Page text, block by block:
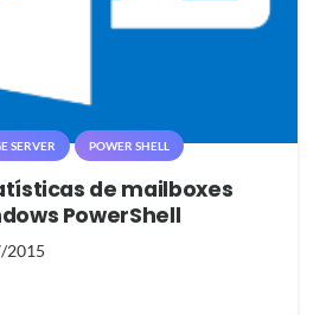
SERVER POWER SHELL
de mailboxes
PowerShell
2015